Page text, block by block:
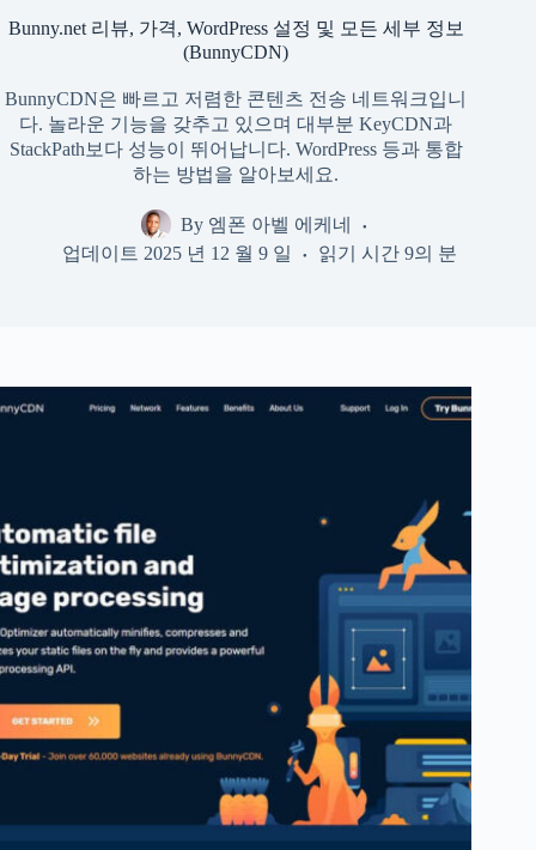
Bunny.net 리뷰, 가격, WordPress 설정 및 모든 세부 정보
(BunnyCDN)
BunnyCDN은 빠르고 저렴한 콘텐츠 전송 네트워크입니
다. 놀라운 기능을 갖추고 있으며 대부분 KeyCDN과
StackPath보다 성능이 뛰어납니다. WordPress 등과 통합
하는 방법을 알아보세요.
By 엠폰 아벨 에케네
업데이트 2025 년 12 월 9 일 읽기 시간 9의 분